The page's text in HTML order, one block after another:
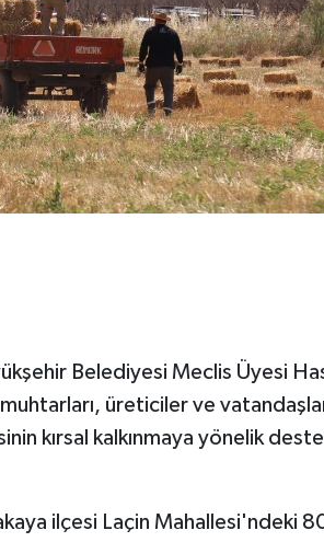
Belediyesi Meclis Üyesi
üreticiler ve
kırsal kalkınmaya yönelik
ilçesi Laçin Mahallesi'ndeki